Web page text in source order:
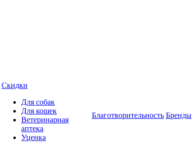
Скидки
Для собак
Для кошек
Ветеринарная
аптека
Уценка
Благотворительность Бренды